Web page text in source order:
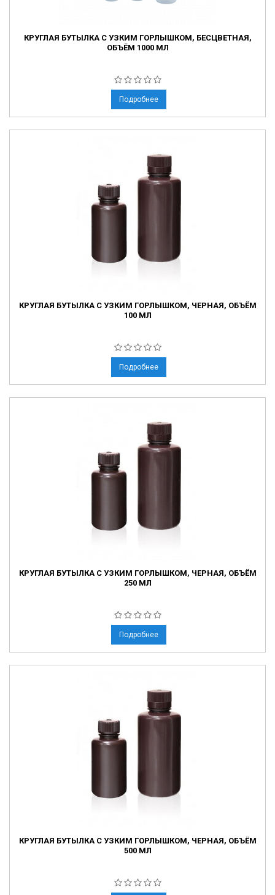
КРУГЛАЯ БУТЫЛКА С УЗКИМ ГОРЛЫШКОМ, БЕСЦВЕТНАЯ,
ОБЪЁМ 1000 МЛ
Подробнее
КРУГЛАЯ БУТЫЛКА С УЗКИМ ГОРЛЫШКОМ, ЧЕРНАЯ, ОБЪЁМ
100 МЛ
Подробнее
КРУГЛАЯ БУТЫЛКА С УЗКИМ ГОРЛЫШКОМ, ЧЕРНАЯ, ОБЪЁМ
250 МЛ
Подробнее
КРУГЛАЯ БУТЫЛКА С УЗКИМ ГОРЛЫШКОМ, ЧЕРНАЯ, ОБЪЁМ
500 МЛ